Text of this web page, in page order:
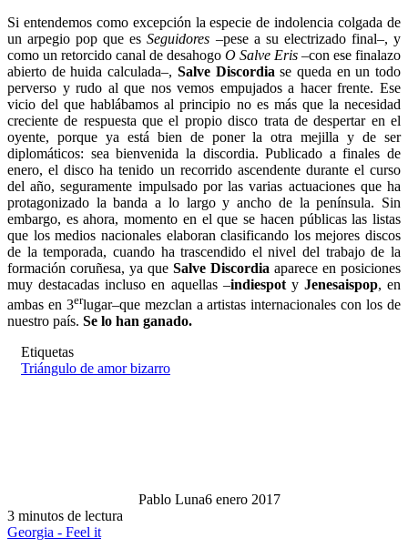
Si entendemos como excepción la especie de indolencia colgada de
un arpegio pop que esSeguidores –pese a su electrizado final–, y
como un retorcido canal de desahogo O Salve Eris –con ese finalazo
abierto de huida calculada–, Salve Discordia se queda en un todo
perverso y rudo al que nos vemos empujados a hacer frente. Ese
vicio del que hablábamos al principio no es más que la necesidad
creciente de respuesta que el propio disco trata de despertar en el
oyente, porque ya está bien de poner la otra mejilla y de ser
diplomáticos: sea bienvenida la discordia. Publicado a finales de
enero, el disco ha tenido un recorrido ascendente durante el curso
del año, seguramente impulsado por las varias actuaciones que ha
protagonizado la banda a lo largo y ancho de la península. Sin
embargo, es ahora, momento en el que se hacen públicas las listas
que los medios nacionales elaboran clasificando los mejores discos
de la temporada, cuando ha trascendido el nivel del trabajo de la
formación coruñesa, ya que Salve Discordia aparece en posiciones
muy destacadas incluso en aquellas –indiespotyJenesaispop, en
ambas en 3erlugar–que mezclan a artistas internacionales con los de
nuestro país. Se lo han ganado.
Etiquetas
Triángulo de amor bizarro
Pablo Luna6 enero 2017
3 minutos de lectura
Georgia - Feel it